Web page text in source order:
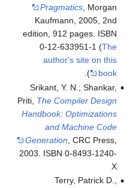
Pragmatics, Morgan
Kaufmann, 2005, 2nd
edition, 912 pages. ISBN
0-12-633951-1 (The
author's site on this
book
).
Srikant, Y. N.; Shankar,
Priti, The Compiler Design
Handbook: Optimizations
and Machine Code
Generation , CRC Press,
2003. ISBN 0-8493-1240-
X
Terry, Patrick D.,